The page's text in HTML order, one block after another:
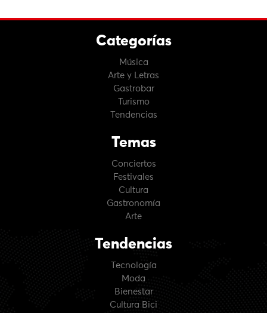
Categorías
Música
Arte y Letras
Gastrobar
Turismo
Tendencias
Temas
Conciertos
Festivales
Cultura
Gastronomía
Arte
Tendencias
Tecnología
Moda
Bienestar
Cultura Bici